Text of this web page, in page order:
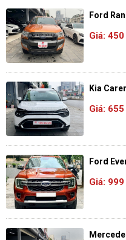
Ford
Giá:
Kia
Giá:
Ford
Giá: